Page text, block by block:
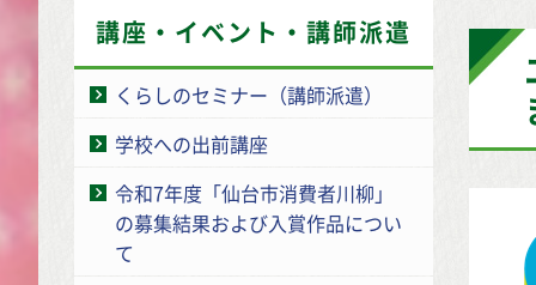
講座・イベント・講師派遣
くらしのセミナー（講師派遣）
学校への出前講座
令和7年度「仙台市消費者川柳」
の募集結果および入賞作品につい
て